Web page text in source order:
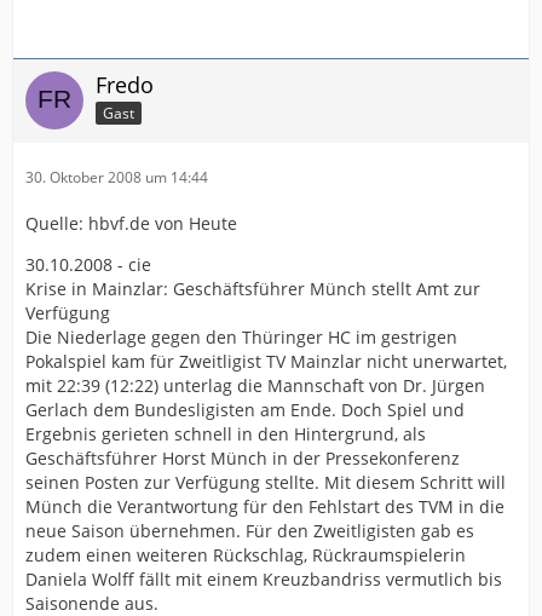
Fredo
Gast
30. Oktober 2008 um 14:44
Quelle: hbvf.de von Heute
30.10.2008 - cie
Krise in Mainzlar: Geschäftsführer Münch stellt Amt zur
Verfügung
Die Niederlage gegen den Thüringer HC im gestrigen
Pokalspiel kam für Zweitligist TV Mainzlar nicht unerwartet,
mit 22:39 (12:22) unterlag die Mannschaft von Dr. Jürgen
Gerlach dem Bundesligisten am Ende. Doch Spiel und
Ergebnis gerieten schnell in den Hintergrund, als
Geschäftsführer Horst Münch in der Pressekonferenz
seinen Posten zur Verfügung stellte. Mit diesem Schritt will
Münch die Verantwortung für den Fehlstart des TVM in die
neue Saison übernehmen. Für den Zweitligisten gab es
zudem einen weiteren Rückschlag, Rückraumspielerin
Daniela Wolff fällt mit einem Kreuzbandriss vermutlich bis
Saisonende aus.